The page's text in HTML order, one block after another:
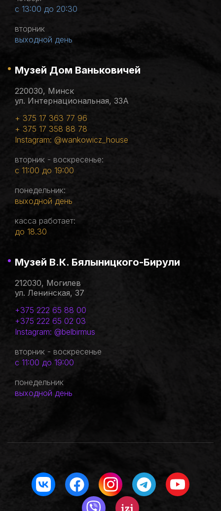
с 13:00 до 20:30
вторник
выходной день
Музей Дом Ваньковичей
220030, Минск
ул. Интернациональная, 33А
+ 375 17 363 77 96
+ 375 17 358 88 78
Instagram: @wankowicz_house
вторник - воскресенье:
с 11:00 до 19:00
понедельник:
выходной день
касса работает:
до 18.30
Музей В.К. Бялыницкого-Бирули
212030, Могилев
ул. Ленинская, 37
+375 222 65 88 00
+375 222 65 02 03
Instagram: @belbirmus
вторник - воскресенье
с 11:00 до 19:00
понедельник
выходной день